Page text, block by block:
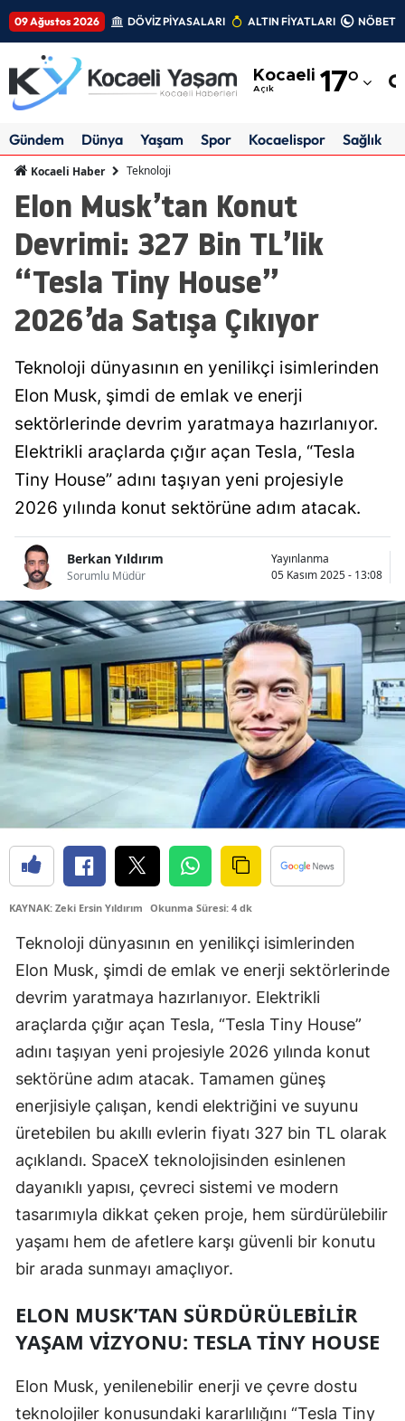
09 Ağustos 2026 DÖVİZ PİYASALARI ALTIN FİYATLARI
Kocaeli
Açık 17°
Adıyaman
Amasya
Ankara
Antalya
Artvin
Balıkesir
Bilecik
Bingöl
Bitlis
Bolu
Burdur
Bursa
Çanakkale
Çankırı
Çorum
Denizli
Diyarbakır
Edirne
Elazığ
Erzurum
Eskişehir
Gaziantep
Giresun
Gümüşhane
Hakkari
Hatay
Isparta
Mersin
İzmir
Kars
Kastamonu
Gündem Dünya Yaşam Spor Kocaelispor Sağlık
Kocaeli Haber Teknoloji
Elon Musk’tan Konut
Devrimi: 327 Bin TL’lik
“Tesla Tiny House”
2026’da Satışa Çıkıyor
Teknoloji dünyasının en yenilikçi isimlerinden
Elon Musk, şimdi de emlak ve enerji
sektörlerinde devrim yaratmaya hazırlanıyor.
Elektrikli araçlarda çığır açan Tesla, “Tesla
Tiny House” adını taşıyan yeni projesiyle
2026 yılında konut sektörüne adım atacak.
Berkan Yıldırım
Sorumlu Müdür
Yayınlanma
05 Kasım 2025 - 13:08
KAYNAK: Zeki Ersin Yıldırım Okunma Süresi: 4 dk
Teknoloji dünyasının en yenilikçi isimlerinden
Elon Musk, şimdi de emlak ve enerji sektörlerinde
devrim yaratmaya hazırlanıyor. Elektrikli
araçlarda çığır açan Tesla, “Tesla Tiny House”
adını taşıyan yeni projesiyle 2026 yılında konut
sektörüne adım atacak. Tamamen güneş
enerjisiyle çalışan, kendi elektriğini ve suyunu
üretebilen bu akıllı evlerin fiyatı 327 bin TL olarak
açıklandı. SpaceX teknolojisinden esinlenen
dayanıklı yapısı, çevreci sistemi ve modern
tasarımıyla dikkat çeken proje, hem sürdürülebilir
yaşamı hem de afetlere karşı güvenli bir konutu
bir arada sunmayı amaçlıyor.
ELON MUSK’TAN SÜRDÜRÜLEBILIR
YAŞAM VIZYONU: TESLA TINY HOUSE
Elon Musk, yenilenebilir enerji ve çevre dostu
teknolojiler konusundaki kararlılığını “Tesla Tiny